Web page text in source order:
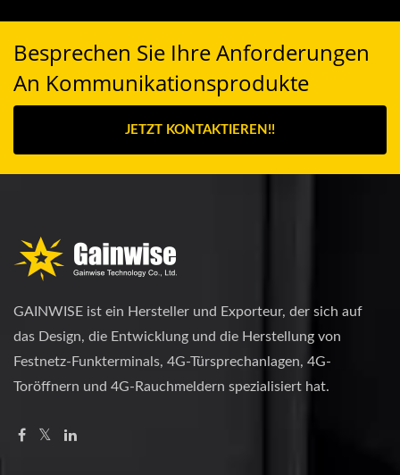
Besprechen Sie Ihre Anforderungen
An Kommunikationsprodukte
JETZT KONTAKTIEREN!!
GAINWISE ist ein Hersteller und Exporteur, der sich auf
das Design, die Entwicklung und die Herstellung von
Festnetz-Funkterminals, 4G-Türsprechanlagen, 4G-
Toröffnern und 4G-Rauchmeldern spezialisiert hat.